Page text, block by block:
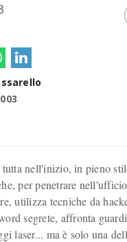
nell'inizio, in pieno
per penetrare nell'ufficio
utilizza tecniche da
segrete, affronta
laser... ma è solo una